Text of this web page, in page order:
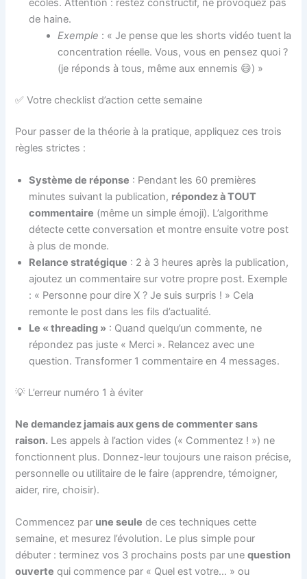
écoles. Attention : restez constructif, ne provoquez pas
de haine.
Exemple : « Je pense que les shorts vidéo tuent la
concentration réelle. Vous, vous en pensez quoi ?
(je réponds à tous, même aux ennemis 😄) »
✅ Votre checklist d’action cette semaine
Pour passer de la théorie à la pratique, appliquez ces trois
règles strictes :
Système de réponse : Pendant les 60 premières
minutes suivant la publication, répondez à TOUT
commentaire (même un simple émoji). L’algorithme
détecte cette conversation et montre ensuite votre post
à plus de monde.
Relance stratégique : 2 à 3 heures après la publication,
ajoutez un commentaire sur votre propre post. Exemple
: « Personne pour dire X ? Je suis surpris ! » Cela
remonte le post dans les fils d’actualité.
Le « threading » : Quand quelqu’un commente, ne
répondez pas juste « Merci ». Relancez avec une
question. Transformer 1 commentaire en 4 messages.
💡 L’erreur numéro 1 à éviter
Ne demandez jamais aux gens de commenter sans
raison. Les appels à l’action vides (« Commentez ! ») ne
fonctionnent plus. Donnez-leur toujours une raison précise,
personnelle ou utilitaire de le faire (apprendre, témoigner,
aider, rire, choisir).
Commencez par une seule de ces techniques cette
semaine, et mesurez l’évolution. Le plus simple pour
débuter : terminez vos 3 prochains posts par unequestion
ouverte qui commence par « Quel est votre… » ou